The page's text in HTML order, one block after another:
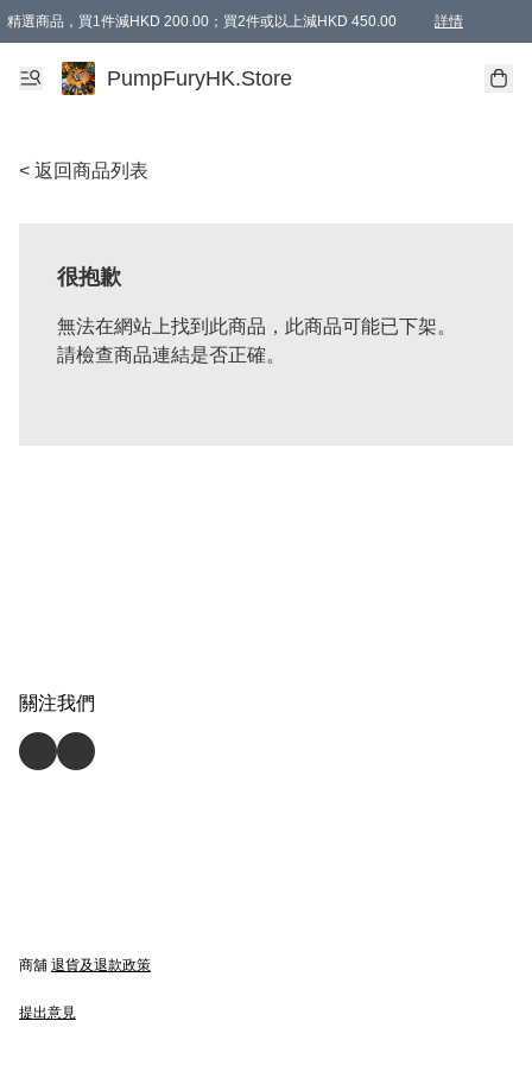
精選商品，買1件減HKD 200.00；買2件或以上減HKD 450.00 詳情
AAPE商品,會員專享9折或以上（按會員等級）AAPE products, members can
精選商品，任選買2件或以上減HKD 100.00
購物滿 HKD 800.00即享免運費優惠！（適用於 特定的送貨方式 )
PumpFuryHK.Store
< 返回商品列表
很抱歉
無法在網站上找到此商品，此商品可能已下架。
請檢查商品連結是否正確。
關注我們
商舖 退貨及退款政策
提出意見